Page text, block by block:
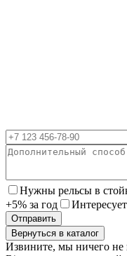
Нужны рельсы в
+5% за год
Вернуться в каталог
Извините, мы ничего